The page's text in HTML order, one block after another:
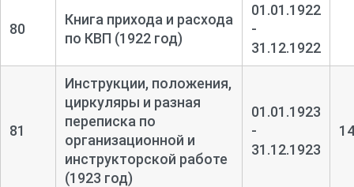
80
Книга прихода и расхода
по КВП (1922 год)
01.01.1922
-
31.12.1922
81
Инструкции, положения,
циркуляры и разная
переписка по
организационной и
инструкторской работе
(1923 год)
01.01.1923
-
31.12.1923